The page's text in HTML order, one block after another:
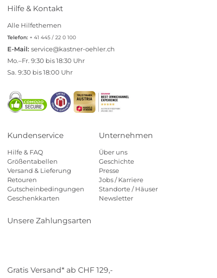
Hilfe & Kontakt
Alle Hilfethemen
Telefon: + 41 445 / 22 0 100
E-Mail: service@kastner-oehler.ch
Mo.–Fr. 9:30 bis 18:30 Uhr
Sa. 9:30 bis 18:00 Uhr
Kundenservice
Hilfe & FAQ
Größentabellen
Versand & Lieferung
Retouren
Gutscheinbedingungen
Geschenkkarten
Unternehmen
Über uns
Geschichte
Presse
Jobs / Karriere
Standorte / Häuser
Newsletter
Unsere Zahlungsarten
Gratis Versand* ab CHF 129,-